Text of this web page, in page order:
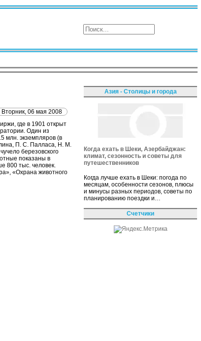
Вторник, 06 мая 2008
где в 1901 открыт
Один из
млн. экземпляров (в
П. С. Палласа, Н. М.
березовского
показаны в
800 тыс. человек.
«Охрана животного
Азия - Столицы и города
Когда ехать в Шеки, Азербайджан:
климат, сезонность и советы для
путешественников
Когда лучше ехать в Шеки: погода по
месяцам, особенности сезонов, плюсы
и минусы разных периодов, советы по
планированию поездки и…
Счетчики